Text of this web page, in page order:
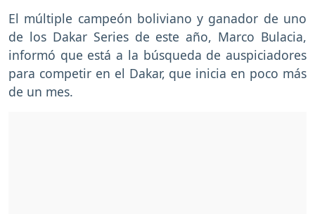
El múltiple campeón boliviano y ganador de uno
de los Dakar Series de este año, Marco Bulacia,
informó que está a la búsqueda de auspiciadores
para competir en el Dakar, que inicia en poco más
de un mes.